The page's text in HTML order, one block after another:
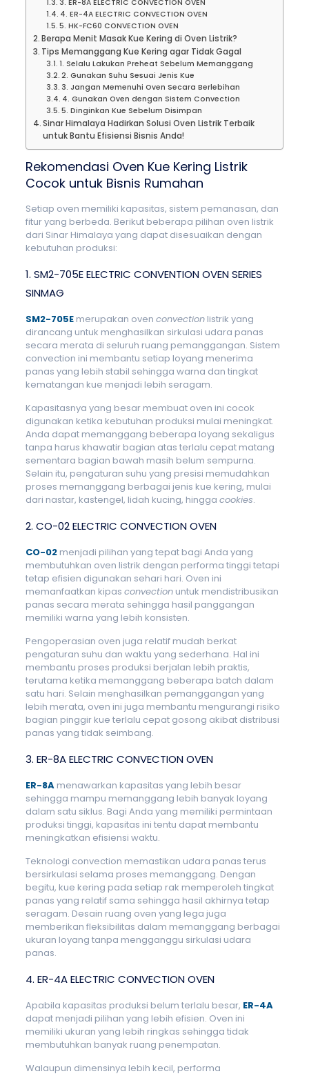
3. ER-8A ELECTRIC CONVECTION OVEN
4. ER-4A ELECTRIC CONVECTION OVEN
5. HK-FC60 CONVECTION OVEN
Berapa Menit Masak Kue Kering di Oven Listrik?
Tips Memanggang Kue Kering agar Tidak Gagal
1. Selalu Lakukan Preheat Sebelum Memanggang
2. Gunakan Suhu Sesuai Jenis Kue
3. Jangan Memenuhi Oven Secara Berlebihan
4. Gunakan Oven dengan Sistem Convection
5. Dinginkan Kue Sebelum Disimpan
Sinar Himalaya Hadirkan Solusi Oven Listrik Terbaik
untuk Bantu Efisiensi Bisnis Anda!
Rekomendasi Oven Kue Kering Listrik
Cocok untuk Bisnis Rumahan
Setiap oven memiliki kapasitas, sistem pemanasan, dan
fitur yang berbeda. Berikut beberapa pilihan oven listrik
dari Sinar Himalaya yang dapat disesuaikan dengan
kebutuhan produksi:
1. SM2-705E ELECTRIC CONVENTION OVEN SERIES
SINMAG
SM2-705Emerupakan oven convectionlistrik yang
dirancang untuk menghasilkan sirkulasi udara panas
secara merata di seluruh ruang pemanggangan. Sistem
convection ini membantu setiap loyang menerima
panas yang lebih stabil sehingga warna dan tingkat
kematangan kue menjadi lebih seragam.
Kapasitasnya yang besar membuat oven ini cocok
digunakan ketika kebutuhan produksi mulai meningkat.
Anda dapat memanggang beberapa loyang sekaligus
tanpa harus khawatir bagian atas terlalu cepat matang
sementara bagian bawah masih belum sempurna.
Selain itu, pengaturan suhu yang presisi memudahkan
proses memanggang berbagai jenis kue kering, mulai
dari nastar, kastengel, lidah kucing, hingga cookies.
2. CO-02 ELECTRIC CONVECTION OVEN
CO-02 menjadi pilihan yang tepat bagi Anda yang
membutuhkan oven listrik dengan performa tinggi tetapi
tetap efisien digunakan sehari hari. Oven ini
memanfaatkan kipas convectionuntuk mendistribusikan
panas secara merata sehingga hasil panggangan
memiliki warna yang lebih konsisten.
Pengoperasian oven juga relatif mudah berkat
pengaturan suhu dan waktu yang sederhana. Hal ini
membantu proses produksi berjalan lebih praktis,
terutama ketika memanggang beberapa batch dalam
satu hari. Selain menghasilkan pemanggangan yang
lebih merata, oven ini juga membantu mengurangi risiko
bagian pinggir kue terlalu cepat gosong akibat distribusi
panas yang tidak seimbang.
3. ER-8A ELECTRIC CONVECTION OVEN
ER-8Amenawarkan kapasitas yang lebih besar
sehingga mampu memanggang lebih banyak loyang
dalam satu siklus. Bagi Anda yang memiliki permintaan
produksi tinggi, kapasitas ini tentu dapat membantu
meningkatkan efisiensi waktu.
Teknologi convection memastikan udara panas terus
bersirkulasi selama proses memanggang. Dengan
begitu, kue kering pada setiap rak memperoleh tingkat
panas yang relatif sama sehingga hasil akhirnya tetap
seragam. Desain ruang oven yang lega juga
memberikan fleksibilitas dalam memanggang berbagai
ukuran loyang tanpa mengganggu sirkulasi udara
panas.
4. ER-4A ELECTRIC CONVECTION OVEN
Apabila kapasitas produksi belum terlalu besar, ER-4A
dapat menjadi pilihan yang lebih efisien. Oven ini
memiliki ukuran yang lebih ringkas sehingga tidak
membutuhkan banyak ruang penempatan.
Walaupun dimensinya lebih kecil, performa